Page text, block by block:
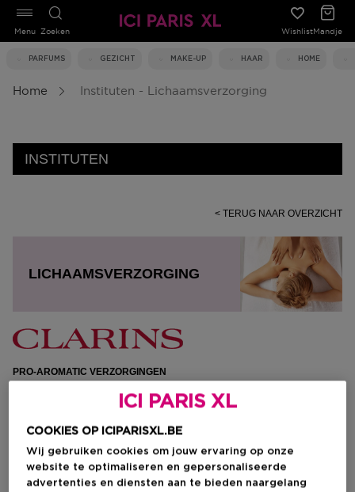
Zoeken WishlistMandje
PARFUMS GEZICHT MAKE-UP HAAR HOME
Menu
Home Instituten - Lichaamsverzorging
INSTITUTEN
< TERUG NAAR OVERZICHT
LICHAAMSVERZORGING
PRO-AROMATIC VERZORGINGEN
verzorging, verstevigende verzorging, hydraterende &
verzorging.
PRO-AROMATIC PEELING EN MASSAGE
Met essentiële oliën. Voor een zachte, zijdeachtige huid.
ICI PARIS XL
COOKIES OP ICIPARISXL.BE
Wij gebruiken cookies om jouw ervaring op onze
website te optimaliseren en gepersonaliseerde
advertenties en diensten aan te bieden naargelang